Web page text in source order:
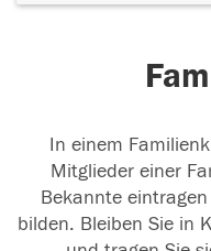
In einem
Mitglieder einer
Bekannte
bilden. Bleiben Sie in